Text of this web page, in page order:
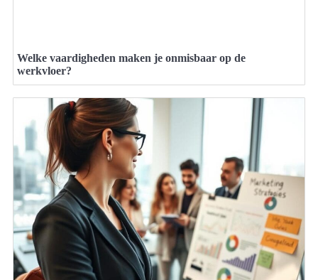
Welke vaardigheden maken je onmisbaar op de
werkvloer?